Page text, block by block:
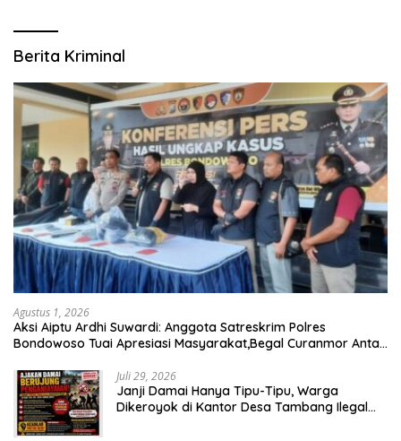
Berita Kriminal
Agustus 1, 2026
Aksi Aiptu Ardhi Suwardi: Anggota Satreskrim Polres
Bondowoso Tuai Apresiasi Masyarakat,Begal Curanmor Antar
Juli 29, 2026
Janji Damai Hanya Tipu-Tipu, Warga
Dikeroyok di Kantor Desa Tambang Ilegal